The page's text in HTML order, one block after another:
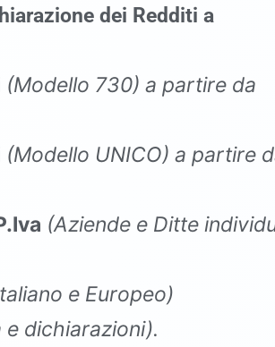
dei Redditi a
(Modello 730) a partire da
(Modello UNICO) a partire
(Aziende e Ditte
e Europeo)
e dichiarazioni).